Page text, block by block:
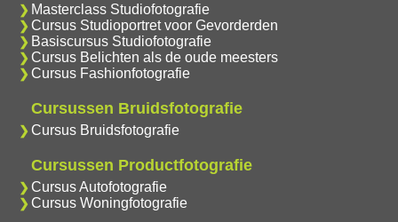
Masterclass Studiofotografie
Cursus Studioportret voor Gevorderden
Basiscursus Studiofotografie
Cursus Belichten als de oude meesters
Cursus Fashionfotografie
Cursussen Bruidsfotografie
Cursus Bruidsfotografie
Cursussen Productfotografie
Cursus Autofotografie
Cursus Woningfotografie